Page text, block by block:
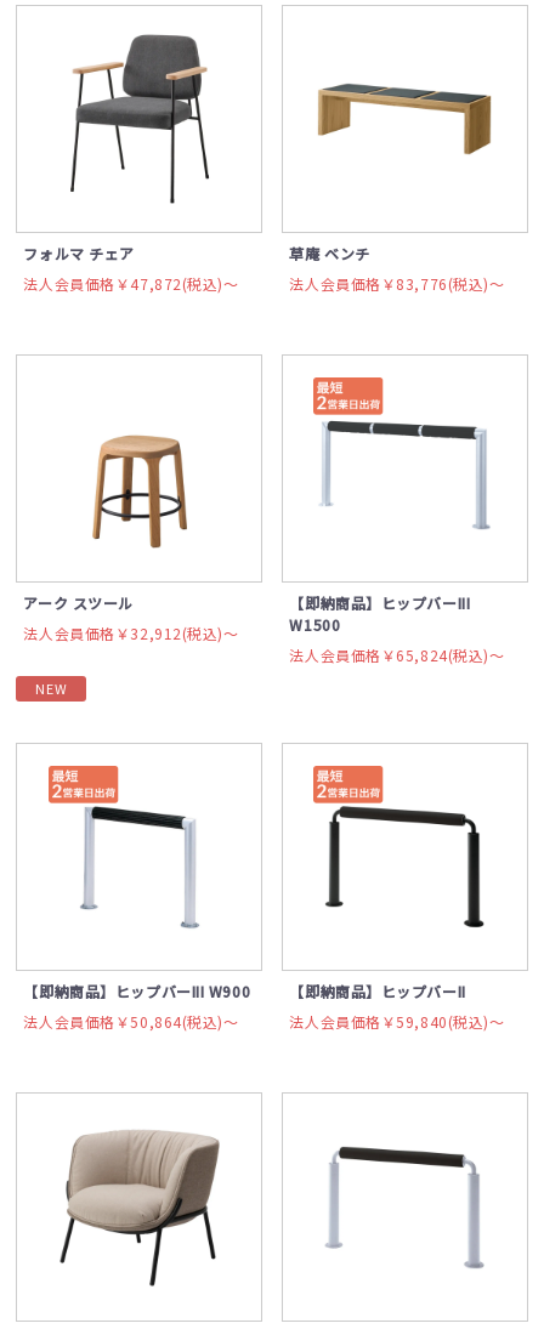
フォルマ チェア
法人会員価格￥47,872(税込)〜
草庵 ベンチ
法人会員価格￥83,776(税込)〜
アーク スツール
法人会員価格￥32,912(税込)〜
NEW
【即納商品】ヒップバーIII
W1500
法人会員価格￥65,824(税込)〜
【即納商品】ヒップバーIII W900
法人会員価格￥50,864(税込)〜
【即納商品】ヒップバーII
法人会員価格￥59,840(税込)〜